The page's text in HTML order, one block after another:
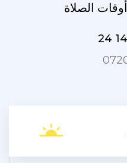
الصلاة